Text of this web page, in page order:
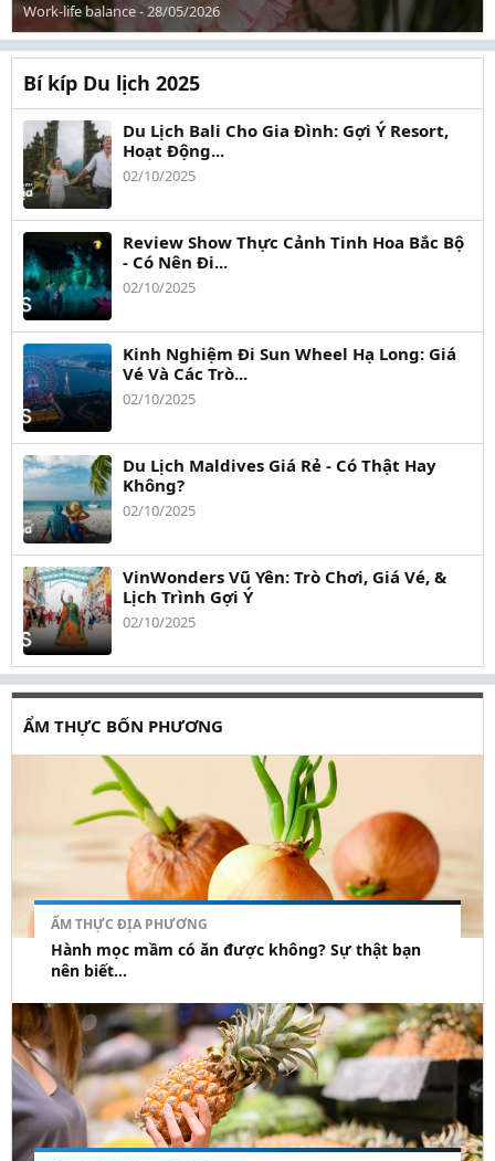
Work-life balance-28/05/2026
Bí kíp Du lịch 2025
Du Lịch Bali Cho Gia Đình: Gợi Ý Resort,
Hoạt Động...
02/10/2025
Review Show Thực Cảnh Tinh Hoa Bắc Bộ
- Có Nên Đi...
02/10/2025
Kinh Nghiệm Đi Sun Wheel Hạ Long: Giá
Vé Và Các Trò...
02/10/2025
Du Lịch Maldives Giá Rẻ - Có Thật Hay
Không?
02/10/2025
VinWonders Vũ Yên: Trò Chơi, Giá Vé, &
Lịch Trình Gợi Ý
02/10/2025
ẨM THỰC BỐN PHƯƠNG
ẨM THỰC ĐỊA PHƯƠNG
Hành mọc mầm có ăn được không? Sự thật bạn
nên biết...